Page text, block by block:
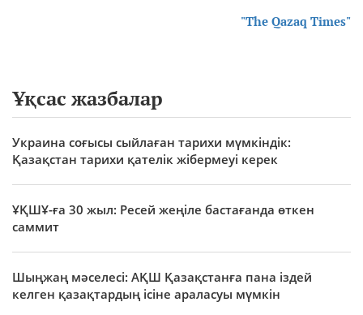
"The Qazaq Times"
Ұқсас жазбалар
Украина соғысы сыйлаған тарихи мүмкіндік:
Қазақстан тарихи қателік жібермеуі керек
ҰҚШҰ-ға 30 жыл: Ресей жеңіле бастағанда өткен
саммит
Шыңжаң мәселесі: АҚШ Қазақстанға пана іздей
келген қазақтардың ісіне араласуы мүмкін